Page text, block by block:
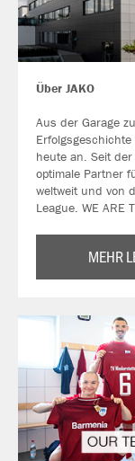
Über JAKO
Aus der Garage
heute an. Seit
optimale Partner
weltweit und von
League. WE ARE
MEHR